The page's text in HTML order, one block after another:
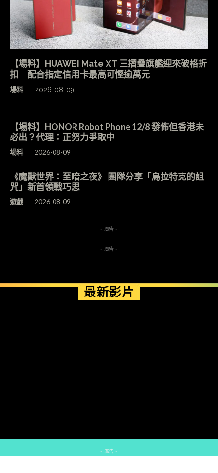
【場料】HUAWEI Mate XT 三摺疊旗艦迎來破格折
扣 配合指定信用卡最高可慳逾萬元
場料 2026-08-09
【場料】HONOR Robot Phone 12/8 發佈但香港未
必出？代理：正努力爭取中
場料 2026-08-09
《魔獸世界：至暗之夜》 團隊分享「烏拉特克的詛
咒」新首領戰巧思
遊戲 2026-08-09
- 廣告 -
- 廣告 -
最新影片
- 廣告 -